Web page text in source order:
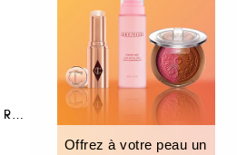
Kit pro Hortencia & Poppy Red
Offrez à votre peau un